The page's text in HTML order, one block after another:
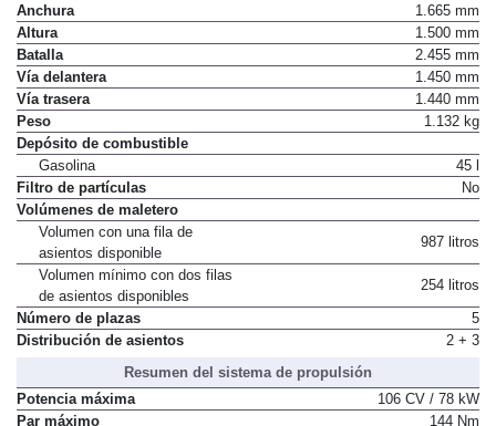
Anchura
1.665 mm
Altura
1.500 mm
Batalla
2.455 mm
Vía delantera
1.450 mm
Vía trasera
1.440 mm
Peso
1.132 kg
Depósito de combustible
Gasolina
45 l
Filtro de partículas
No
Volúmenes de maletero
Volumen con una fila de
asientos disponible
987 litros
Volumen mínimo con dos filas
de asientos disponibles
254 litros
Número de plazas
5
Distribución de asientos
2 + 3
Resumen del sistema de propulsión
Potencia máxima
106 CV / 78 kW
Par máximo
144 Nm